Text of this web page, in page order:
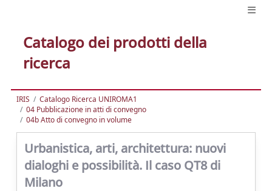
Catalogo dei prodotti della
ricerca
IRIS
Catalogo Ricerca UNIROMA1
04 Pubblicazione in atti di convegno
04b Atto di convegno in volume
Urbanistica, arti, architettura: nuovi
dialoghi e possibilità. Il caso QT8 di
Milano